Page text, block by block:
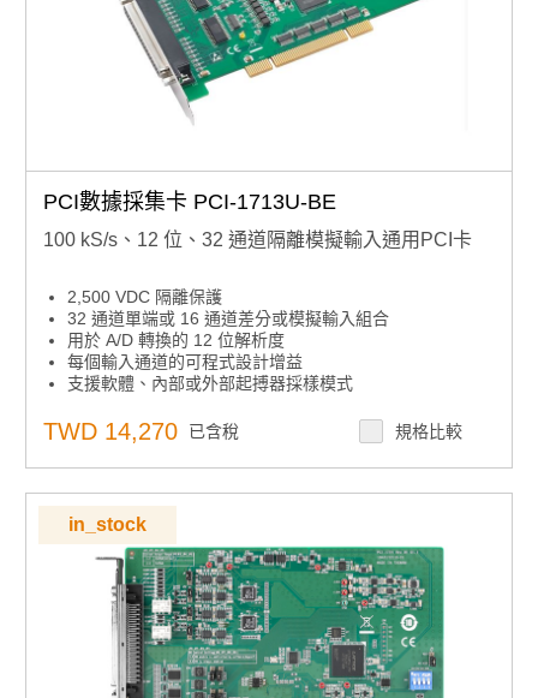
PCI數據採集卡 PCI-1713U-BE
100 kS/s、12 位、32 通道隔離模擬輸入通用PCI卡
2,500 VDC 隔離保護
32 通道單端或 16 通道差分或模擬輸入組合
用於 A/D 轉換的 12 位解析度
每個輸入通道的可程式設計增益
支援軟體、內部或外部起搏器採樣模式
通用PCI總線
主機板ID™開關
TWD 14,270 已含稅 規格比較
in_stock